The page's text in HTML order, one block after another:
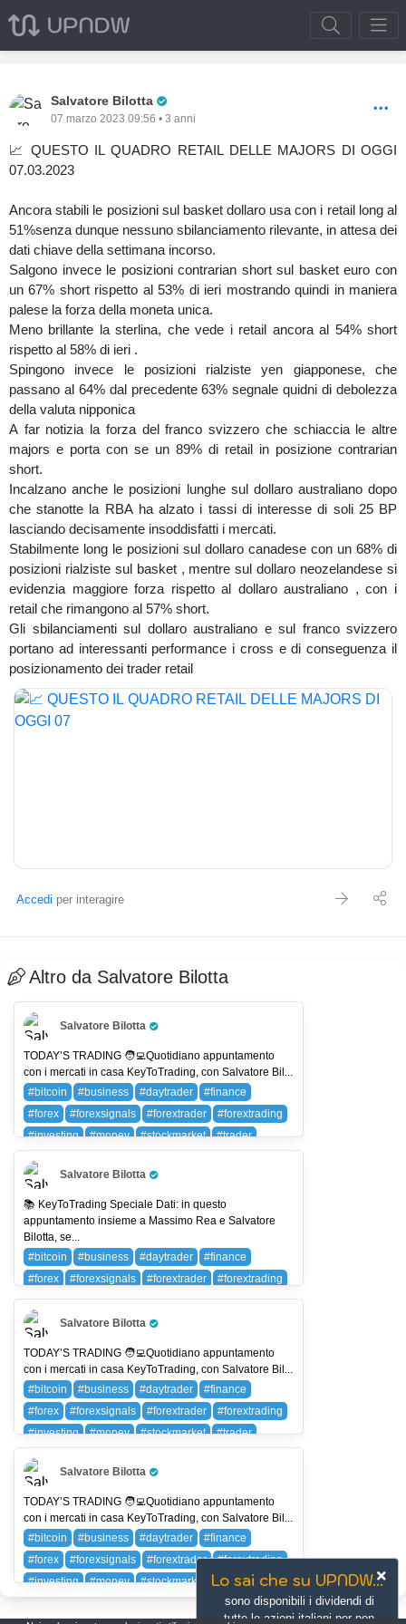
Salvatore Bilotta
07 marzo 2023 09:56 • 3 anni
📈 QUESTO IL QUADRO RETAIL DELLE MAJORS DI OGGI
07.03.2023
Ancora stabili le posizioni sul basket dollaro usa con i retail long al
51%senza dunque nessuno sbilanciamento rilevante, in attesa dei
dati chiave della settimana incorso.
Salgono invece le posizioni contrarian short sul basket euro con
un 67% short rispetto al 53% di ieri mostrando quindi in maniera
palese la forza della moneta unica.
Meno brillante la sterlina, che vede i retail ancora al 54% short
rispetto al 58% di ieri .
Spingono invece le posizioni rialziste yen giapponese, che
passano al 64% dal precedente 63% segnale quidni di debolezza
della valuta nipponica
A far notizia la forza del franco svizzero che schiaccia le altre
majors e porta con se un 89% di retail in posizione contrarian
short.
Incalzano anche le posizioni lunghe sul dollaro australiano dopo
che stanotte la RBA ha alzato i tassi di interesse di soli 25 BP
lasciando decisamente insoddisfatti i mercati.
Stabilmente long le posizioni sul dollaro canadese con un 68% di
posizioni rialziste sul basket , mentre sul dollaro neozelandese si
evidenzia maggiore forza rispetto al dollaro australiano , con i
retail che rimangono al 57% short.
Gli sbilanciamenti sul dollaro australiano e sul franco svizzero
portano ad interessanti performance i cross e di conseguenza il
posizionamento dei trader retail
Accedi per interagire
Altro da Salvatore Bilotta
Salvatore Bilotta
Pro Trader
TODAY’S TRADING 🧑‍💻Quotidiano appuntamento
con i mercati in casa KeyToTrading, con Salvatore Bil...
#bitcoin
#business #daytrader
#finance
#forex
#forexsignals #forextrader
#forextrading
#investing
#money #stockmarket
#trader
Salvatore Bilotta
Pro Trader
📚 KeyToTrading Speciale Dati: in questo
appuntamento insieme a Massimo Rea e Salvatore
Bilotta, se...
#bitcoin
#business #daytrader
#finance
#forex
#forexsignals #forextrader
#forextrading
#investing
#money #stockmarket
#trader
#trading
#wallstreet BTC (BITCOIN)
Salvatore Bilotta
Pro Trader
TODAY’S TRADING 🧑‍💻Quotidiano appuntamento
con i mercati in casa KeyToTrading, con Salvatore Bil...
#bitcoin
#business #daytrader
#finance
#forex
#forexsignals #forextrader
#forextrading
#investing
#money #stockmarket
#trader
Salvatore Bilotta
Pro Trader
TODAY’S TRADING 🧑‍💻Quotidiano appuntamento
con i mercati in casa KeyToTrading, con Salvatore Bil...
#bitcoin
#business #daytrader
#finance
#forex
#forexsignals #forextrader
#forextrading
#investing
#money #stockmarket
#trader
Lo sai che su UPNDW...
sono disponibili i dividendi di
tutte le azioni italiani per non